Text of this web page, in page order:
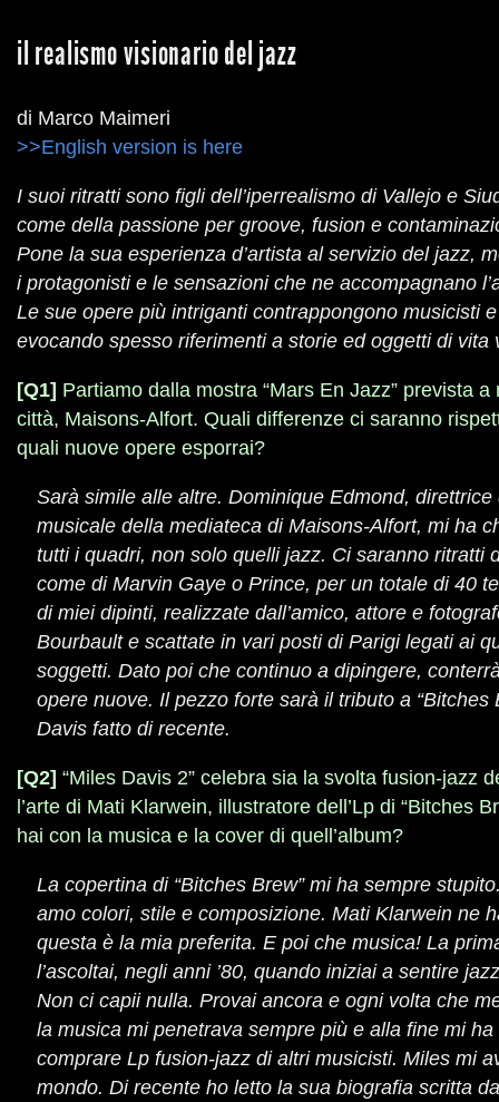
il realismo visionario del jazz
di Marco Maimeri
>>English version is here
I suoi ritratti sono figli dell’iperrealismo di Vallejo e
come della passione per groove, fusion e
Pone la sua esperienza d’artista al servizio del jazz,
i protagonisti e le sensazioni che ne accompagnano
Le sue opere più intriganti contrappongono musicisti
evocando spesso riferimenti a storie ed oggetti di vita
[Q1] Partiamo dalla mostra “Mars En Jazz” prevista
città, Maisons-Alfort. Quali differenze ci saranno
quali nuove opere esporrai?
Sarà simile alle altre. Dominique Edmond, direttrice
musicale della mediateca di Maisons-Alfort, mi ha
tutti i quadri, non solo quelli jazz. Ci saranno ritratti
come di Marvin Gaye o Prince, per un totale di 40
di miei dipinti, realizzate dall’amico, attore e
Bourbault e scattate in vari posti di Parigi legati ai
soggetti. Dato poi che continuo a dipingere,
opere nuove. Il pezzo forte sarà il tributo a “Bitches
Davis fatto di recente.
[Q2] “Miles Davis 2” celebra sia la svolta fusion-jazz
l’arte di Mati Klarwein, illustratore dell’Lp di “Bitches
hai con la musica e la cover di quell’album?
La copertina di “Bitches Brew” mi ha sempre
amo colori, stile e composizione. Mati Klarwein ne
questa è la mia preferita. E poi che musica! La
l’ascoltai, negli anni ’80, quando iniziai a sentire
Non ci capii nulla. Provai ancora e ogni volta che
la musica mi penetrava sempre più e alla fine mi
comprare Lp fusion-jazz di altri musicisti. Miles mi
mondo. Di recente ho letto la sua biografia scritta